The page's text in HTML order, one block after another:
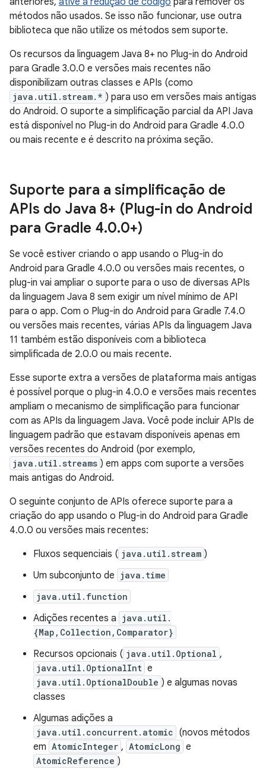
métodos não usados. Se isso não funcionar, use outra
biblioteca que não utilize os métodos sem suporte.
Os recursos da linguagem Java 8+ no Plug-in do Android
para Gradle 3.0.0 e versões mais recentes não
disponibilizam outras classes e APIs (como
java.util.stream.* ) para uso em versões mais antigas
do Android. O suporte a simplificação parcial da API Java
está disponível no Plug-in do Android para Gradle 4.0.0
ou mais recente e é descrito na próxima seção.
Suporte para a simplificação de
APIs do Java 8+ (Plug-in do Android
para Gradle 4.0.0+)
Se você estiver criando o app usando o Plug-in do
Android para Gradle 4.0.0 ou versões mais recentes, o
plug-in vai ampliar o suporte para o uso de diversas APIs
da linguagem Java 8 sem exigir um nível mínimo de API
para o app. Com o Plug-in do Android para Gradle 7.4.0
ou versões mais recentes, várias APIs da linguagem Java
11 também estão disponíveis com a biblioteca
simplificada de 2.0.0 ou mais recente.
Esse suporte extra a versões de plataforma mais antigas
é possível porque o plug-in 4.0.0 e versões mais recentes
ampliam o mecanismo de simplificação para funcionar
com as APIs da linguagem Java. Você pode incluir APIs de
linguagem padrão que estavam disponíveis apenas em
versões recentes do Android (por exemplo,
java.util.streams ) em apps com suporte a versões
mais antigas do Android.
O seguinte conjunto de APIs oferece suporte para a
criação do app usando o Plug-in do Android para Gradle
4.0.0 ou versões mais recentes:
Fluxos sequenciais ( java.util.stream )
Um subconjunto de java.time
java.util.function
Adições recentes a java.util.
{Map,Collection,Comparator}
Recursos opcionais ( java.util.Optional ,
java.util.OptionalInt e
java.util.OptionalDouble ) e algumas novas
classes
Algumas adições a
java.util.concurrent.atomic (novos métodos
em AtomicInteger , AtomicLong e
AtomicReference )